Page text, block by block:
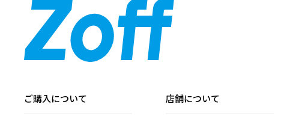
ご購入について 店舗について